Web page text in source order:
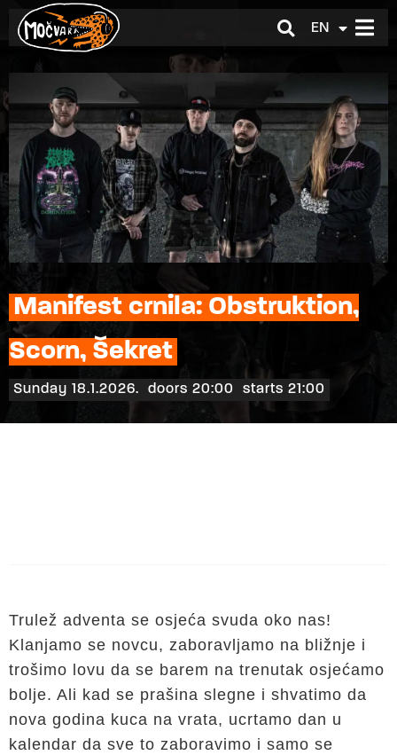
EN
HR
Manifest crnila: Obstruktion,
Scorn, Šekret
Sunday 18.1.2026. doors 20:00 starts 21:00
Trulež adventa se osjeća svuda oko nas!
Klanjamo se novcu, zaboravljamo na bližnje i
trošimo lovu da se barem na trenutak osjećamo
bolje. Ali kad se prašina slegne i shvatimo da
nova godina kuca na vrata, ucrtamo dan u
kalendar da sve to zaboravimo i samo se